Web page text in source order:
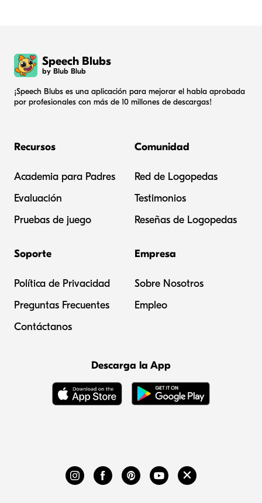
Speech Blubs
by Blub Blub
¡Speech Blubs es una aplicación para mejorar el habla aprobada
por profesionales con más de 10 millones de descargas!
Recursos
Academia para Padres
Evaluación
Pruebas de juego
Comunidad
Red de Logopedas
Testimonios
Reseñas de Logopedas
Soporte
Política de Privacidad
Preguntas Frecuentes
Contáctanos
Empresa
Sobre Nosotros
Empleo
Descarga la App